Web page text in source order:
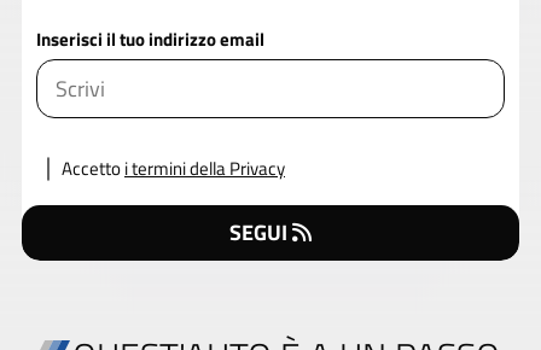
Inserisci il tuo indirizzo email
Accettoi termini della Privacy
SEGUI